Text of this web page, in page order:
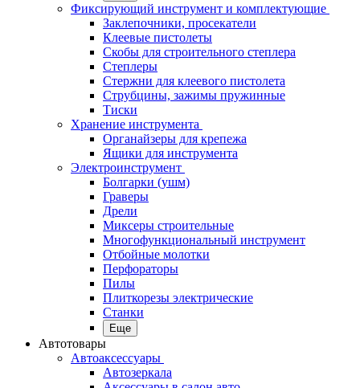
Фиксирующий инструмент и комплектующие
Заклепочники, просекатели
Клеевые пистолеты
Скобы для строительного степлера
Степлеры
Стержни для клеевого пистолета
Струбцины, зажимы пружинные
Тиски
Хранение инструмента
Органайзеры для крепежа
Ящики для инструмента
Электроинструмент
Болгарки (ушм)
Граверы
Дрели
Миксеры строительные
Многофункциональный инструмент
Отбойные молотки
Перфораторы
Пилы
Плиткорезы электрические
Станки
Еще
Автотовары
Автоаксессуары
Автозеркала